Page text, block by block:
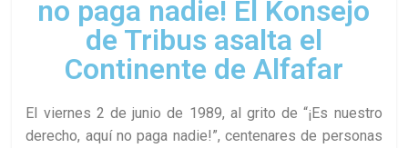
no paga nadie! El Konsejo
de Tribus asalta el
Continente de Alfafar
El viernes 2 de junio de 1989, al grito de “¡Es nuestro
derecho, aquí no paga nadie!”, centenares de personas